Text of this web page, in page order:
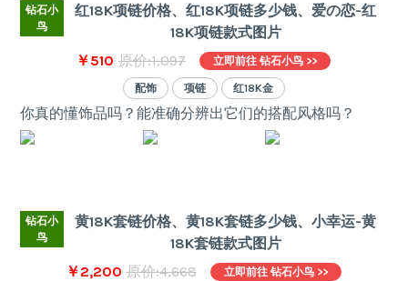
钻石小
鸟
红18K项链价格、红18K项链多少钱、爱の恋-红
18K项链款式图片
￥510 原价:1,097 立即前往 钻石小鸟 >>
配饰 项链 红18K金
你真的懂饰品吗？能准确分辨出它们的搭配风格吗？
钻石小
鸟
黄18K套链价格、黄18K套链多少钱、小幸运-黄
18K套链款式图片
￥2,200 原价:4,668 立即前往 钻石小鸟 >>